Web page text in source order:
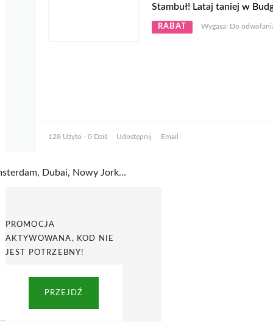
Stambuł! Lataj taniej w
RABAT Wygasa: Do
128 Użyto - 0 Dziś Udostępnij Email
Amsterdam, Dubai, Nowy Jork i Stambuł! Lataj taniej w BudgetAir
PROMOCJA
AKTYWOWANA, KOD NIE
JEST POTRZEBNY!
PRZEJDŹ